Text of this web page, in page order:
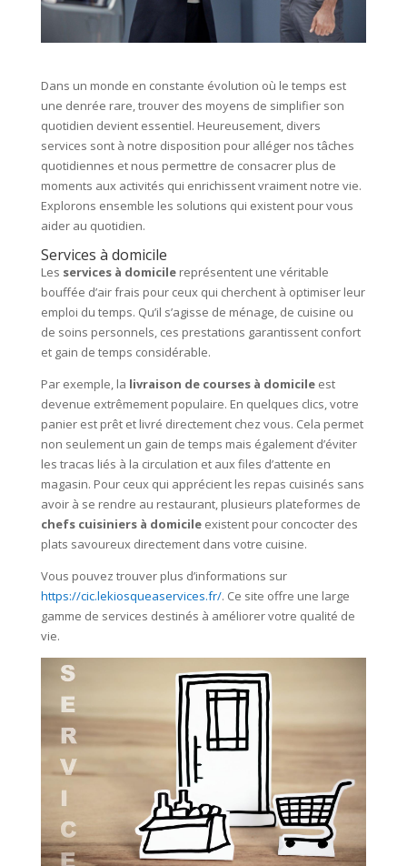
Dans un monde en constante évolution où le temps est
une denrée rare, trouver des moyens de simplifier son
quotidien devient essentiel. Heureusement, divers
services sont à notre disposition pour alléger nos tâches
quotidiennes et nous permettre de consacrer plus de
moments aux activités qui enrichissent vraiment notre vie.
Explorons ensemble les solutions qui existent pour vous
aider au quotidien.
Services à domicile
Les services à domicilereprésentent une véritable
bouffée d’air frais pour ceux qui cherchent à optimiser leur
emploi du temps. Qu’il s’agisse de ménage, de cuisine ou
de soins personnels, ces prestations garantissent confort
et gain de temps considérable.
Par exemple, la livraison de courses à domicileest
devenue extrêmement populaire. En quelques clics, votre
panier est prêt et livré directement chez vous. Cela permet
non seulement un gain de temps mais également d’éviter
les tracas liés à la circulation et aux files d’attente en
magasin. Pour ceux qui apprécient les repas cuisinés sans
avoir à se rendre au restaurant, plusieurs plateformes de
chefs cuisiniers à domicileexistent pour concocter des
plats savoureux directement dans votre cuisine.
Vous pouvez trouver plus d’informations sur
https://cic.lekiosqueaservices.fr/. Ce site offre une large
gamme de services destinés à améliorer votre qualité de
vie.